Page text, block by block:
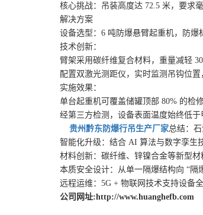
核心挑战：吊装高度达 72.5 米，要求
解决方案
设备选型：6 吨防爆悬臂起重机，防
技术创新：
臂架采用碳纤维复合材料，重量减轻
配置双激光测距仪，实时监测吊钩位置
实施效果：
单台起重机可覆盖储罐顶部 80% 的检
经第三方检测，设备表面温度始终低
贵州黔东防爆行吊生产厂家总结：
智能化升级：结合 AI 算法与数字孪生
材料创新：碳纤维、锌镍合金等新型材
本质安全设计：从单一隔爆结构向 “隔
远程运维：5G + 物联网技术支持设备
公司网址:http://www.huanghefb.com